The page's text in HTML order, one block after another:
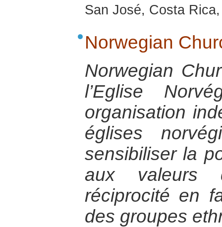
San José, Costa
Norwegian
Norwegian
l’Eglise
organisation
églises
sensibiliser la
aux
réciprocité en
des groupes